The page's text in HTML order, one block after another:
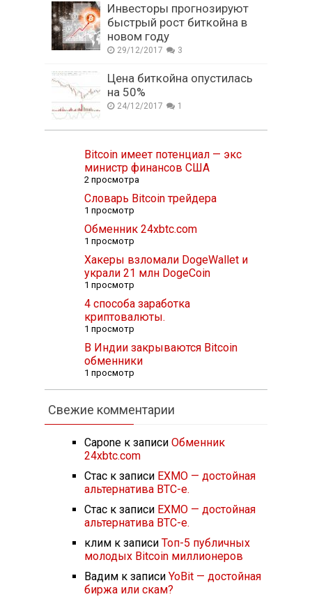
Инвесторы прогнозируют
быстрый рост биткойна в
новом году
29/12/2017 3
Цена биткойна опустилась
на 50%
24/12/2017 1
Bitcoin имеет потенциал — экс
министр финансов США
2 просмотра
Словарь Bitcoin трейдера
1 просмотр
Обменник 24xbtc.com
1 просмотр
Хакеры взломали DogeWallet и
украли 21 млн DogeCoin
1 просмотр
4 способа заработка
криптовалюты.
1 просмотр
В Индии закрываются Bitcoin
обменники
1 просмотр
Свежие комментарии
Caponeк записи Обменник
24xbtc.com
Стаск записи EXMO — достойная
альтернатива BTC-e.
Стаск записи EXMO — достойная
альтернатива BTC-e.
климк записи Топ-5 публичных
молодых Bitcoin миллионеров
Вадимк записи YoBit — достойная
биржа или скам?